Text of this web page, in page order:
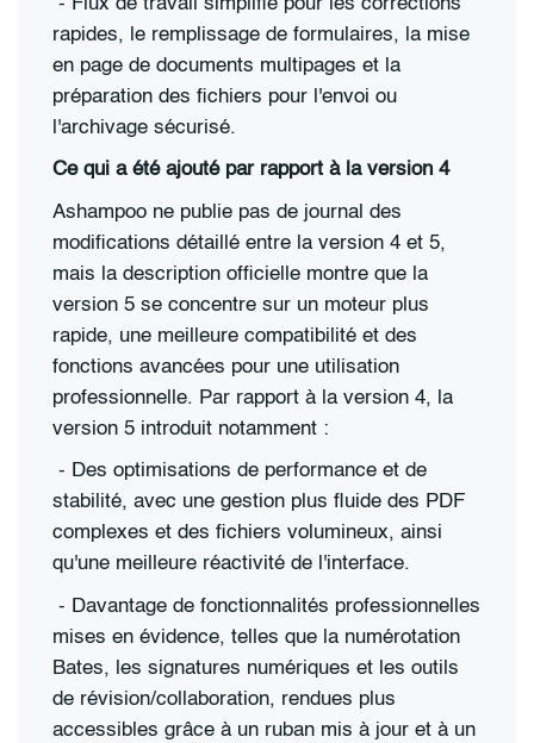
rapides, le remplissage de formulaires, la mise
en page de documents multipages et la
préparation des fichiers pour l'envoi ou
l'archivage sécurisé.
Ce qui a été ajouté par rapport à la version 4
Ashampoo ne publie pas de journal des
modifications détaillé entre la version 4 et 5,
mais la description officielle montre que la
version 5 se concentre sur un moteur plus
rapide, une meilleure compatibilité et des
fonctions avancées pour une utilisation
professionnelle. Par rapport à la version 4, la
version 5 introduit notamment :
- Des optimisations de performance et de
stabilité, avec une gestion plus fluide des PDF
complexes et des fichiers volumineux, ainsi
qu'une meilleure réactivité de l'interface.
- Davantage de fonctionnalités professionnelles
mises en évidence, telles que la numérotation
Bates, les signatures numériques et les outils
de révision/collaboration, rendues plus
accessibles grâce à un ruban mis à jour et à un